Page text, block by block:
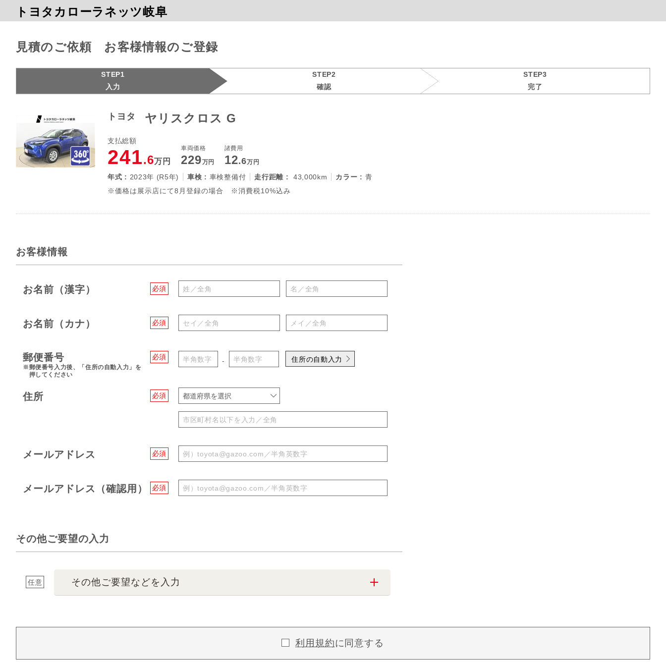
トヨタカローラネッツ岐阜
見積のご依頼 お客様情報のご登録
STEP1
入力
STEP2
確認
STEP3
完了
トヨタ ヤリスクロス G
支払総額
241.6万円
車両価格
229万円
諸費用
12.6万円
年式 : 2023年 (R5年) 車検 : 車検整備付 走行距離 : 43,000km カラー : 青
※価格は展示店にて8月登録の場合 ※消費税10%込み
お客様情報
必須
お名前（漢字）
必須
お名前（カナ）
必須
郵便番号
※郵便番号入力後、「住所の自動入力」を
押してください
- 住所の自動入力
必須
住所 都道府県を選択
必須
メールアドレス
必須
メールアドレス（確認用）
その他ご要望の入力
任意 その他ご要望などを入力
利用規約に同意する